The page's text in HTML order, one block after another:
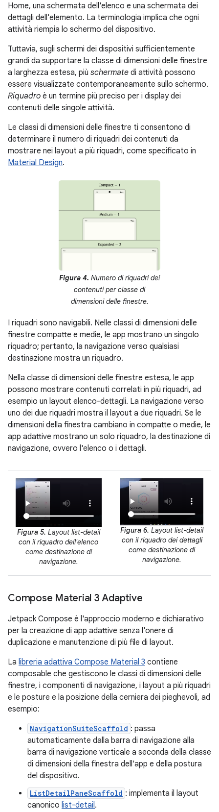
Home, una schermata dell'elenco e una schermata dei
dettagli dell'elemento. La terminologia implica che ogni
attività riempia lo schermo del dispositivo.
Tuttavia, sugli schermi dei dispositivi sufficientemente
grandi da supportare la classe di dimensioni delle finestre
a larghezza estesa, più schermate di attività possono
essere visualizzate contemporaneamente sullo schermo.
Riquadro è un termine più preciso per i display dei
contenuti delle singole attività.
Le classi di dimensioni delle finestre ti consentono di
determinare il numero di riquadri dei contenuti da
mostrare nei layout a più riquadri, come specificato in
Material Design.
Figura 4. Numero di riquadri dei
contenuti per classe di
dimensioni delle finestre.
I riquadri sono navigabili. Nelle classi di dimensioni delle
finestre compatte e medie, le app mostrano un singolo
riquadro; pertanto, la navigazione verso qualsiasi
destinazione mostra un riquadro.
Nella classe di dimensioni delle finestre estesa, le app
possono mostrare contenuti correlati in più riquadri, ad
esempio un layout elenco-dettagli. La navigazione verso
uno dei due riquadri mostra il layout a due riquadri. Se le
dimensioni della finestra cambiano in compatte o medie, le
app adattive mostrano un solo riquadro, la destinazione di
navigazione, ovvero l'elenco o i dettagli.
Figura 5. Layout list-detail
con il riquadro dell'elenco
come destinazione di
navigazione.
Figura 6. Layout list-detail
con il riquadro dei dettagli
come destinazione di
navigazione.
Compose Material 3 Adaptive
Jetpack Compose è l'approccio moderno e dichiarativo
per la creazione di app adattive senza l'onere di
duplicazione e manutenzione di più file di layout.
La libreria adattiva Compose Material 3 contiene
composable che gestiscono le classi di dimensioni delle
finestre, i componenti di navigazione, i layout a più riquadri
e le posture e la posizione della cerniera dei pieghevoli, ad
esempio:
NavigationSuiteScaffold : passa
automaticamente dalla barra di navigazione alla
barra di navigazione verticale a seconda della classe
di dimensioni della finestra dell'app e della postura
del dispositivo.
ListDetailPaneScaffold : implementa il layout
canonico list-detail .